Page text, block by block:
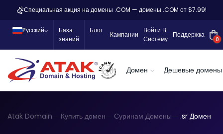
Специальная акция на домены .COM — домены .COM от $7.99!
Pусский
База
знаний
Блог
Кампании
Войти В
Систему
Поддержка
0
Домен Дешевые домены
Atak Domain Купить домен Суринам Домены .sr Домен